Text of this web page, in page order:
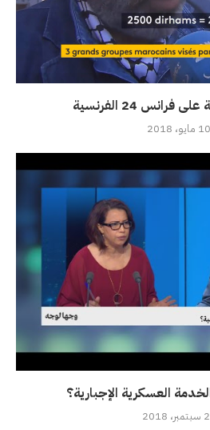
24 الفرنسية
10 مايو، 2018
العسكرية الإجبارية؟
2018